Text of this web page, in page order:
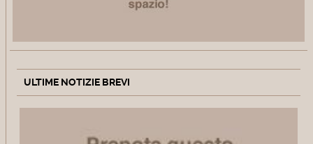
ULTIME NOTIZIE BREVI